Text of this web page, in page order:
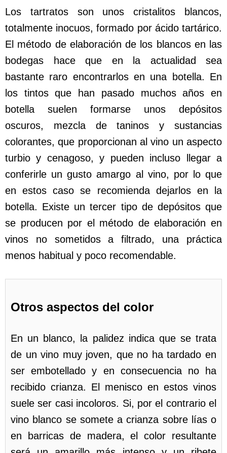
Los tartratos son unos cristalitos blancos,
totalmente inocuos, formado por ácido tartárico.
El método de elaboración de los blancos en las
bodegas hace que en la actualidad sea
bastante raro encontrarlos en una botella. En
los tintos que han pasado muchos años en
botella suelen formarse unos depósitos
oscuros, mezcla de taninos y sustancias
colorantes, que proporcionan al vino un aspecto
turbio y cenagoso, y pueden incluso llegar a
conferirle un gusto amargo al vino, por lo que
en estos caso se recomienda dejarlos en la
botella. Existe un tercer tipo de depósitos que
se producen por el método de elaboración en
vinos no sometidos a filtrado, una práctica
menos habitual y poco recomendable.
Otros aspectos del color
En un blanco, la palidez indica que se trata
de un vino muy joven, que no ha tardado en
ser embotellado y en consecuencia no ha
recibido crianza. El menisco en estos vinos
suele ser casi incoloros. Si, por el contrario el
vino blanco se somete a crianza sobre lías o
en barricas de madera, el color resultante